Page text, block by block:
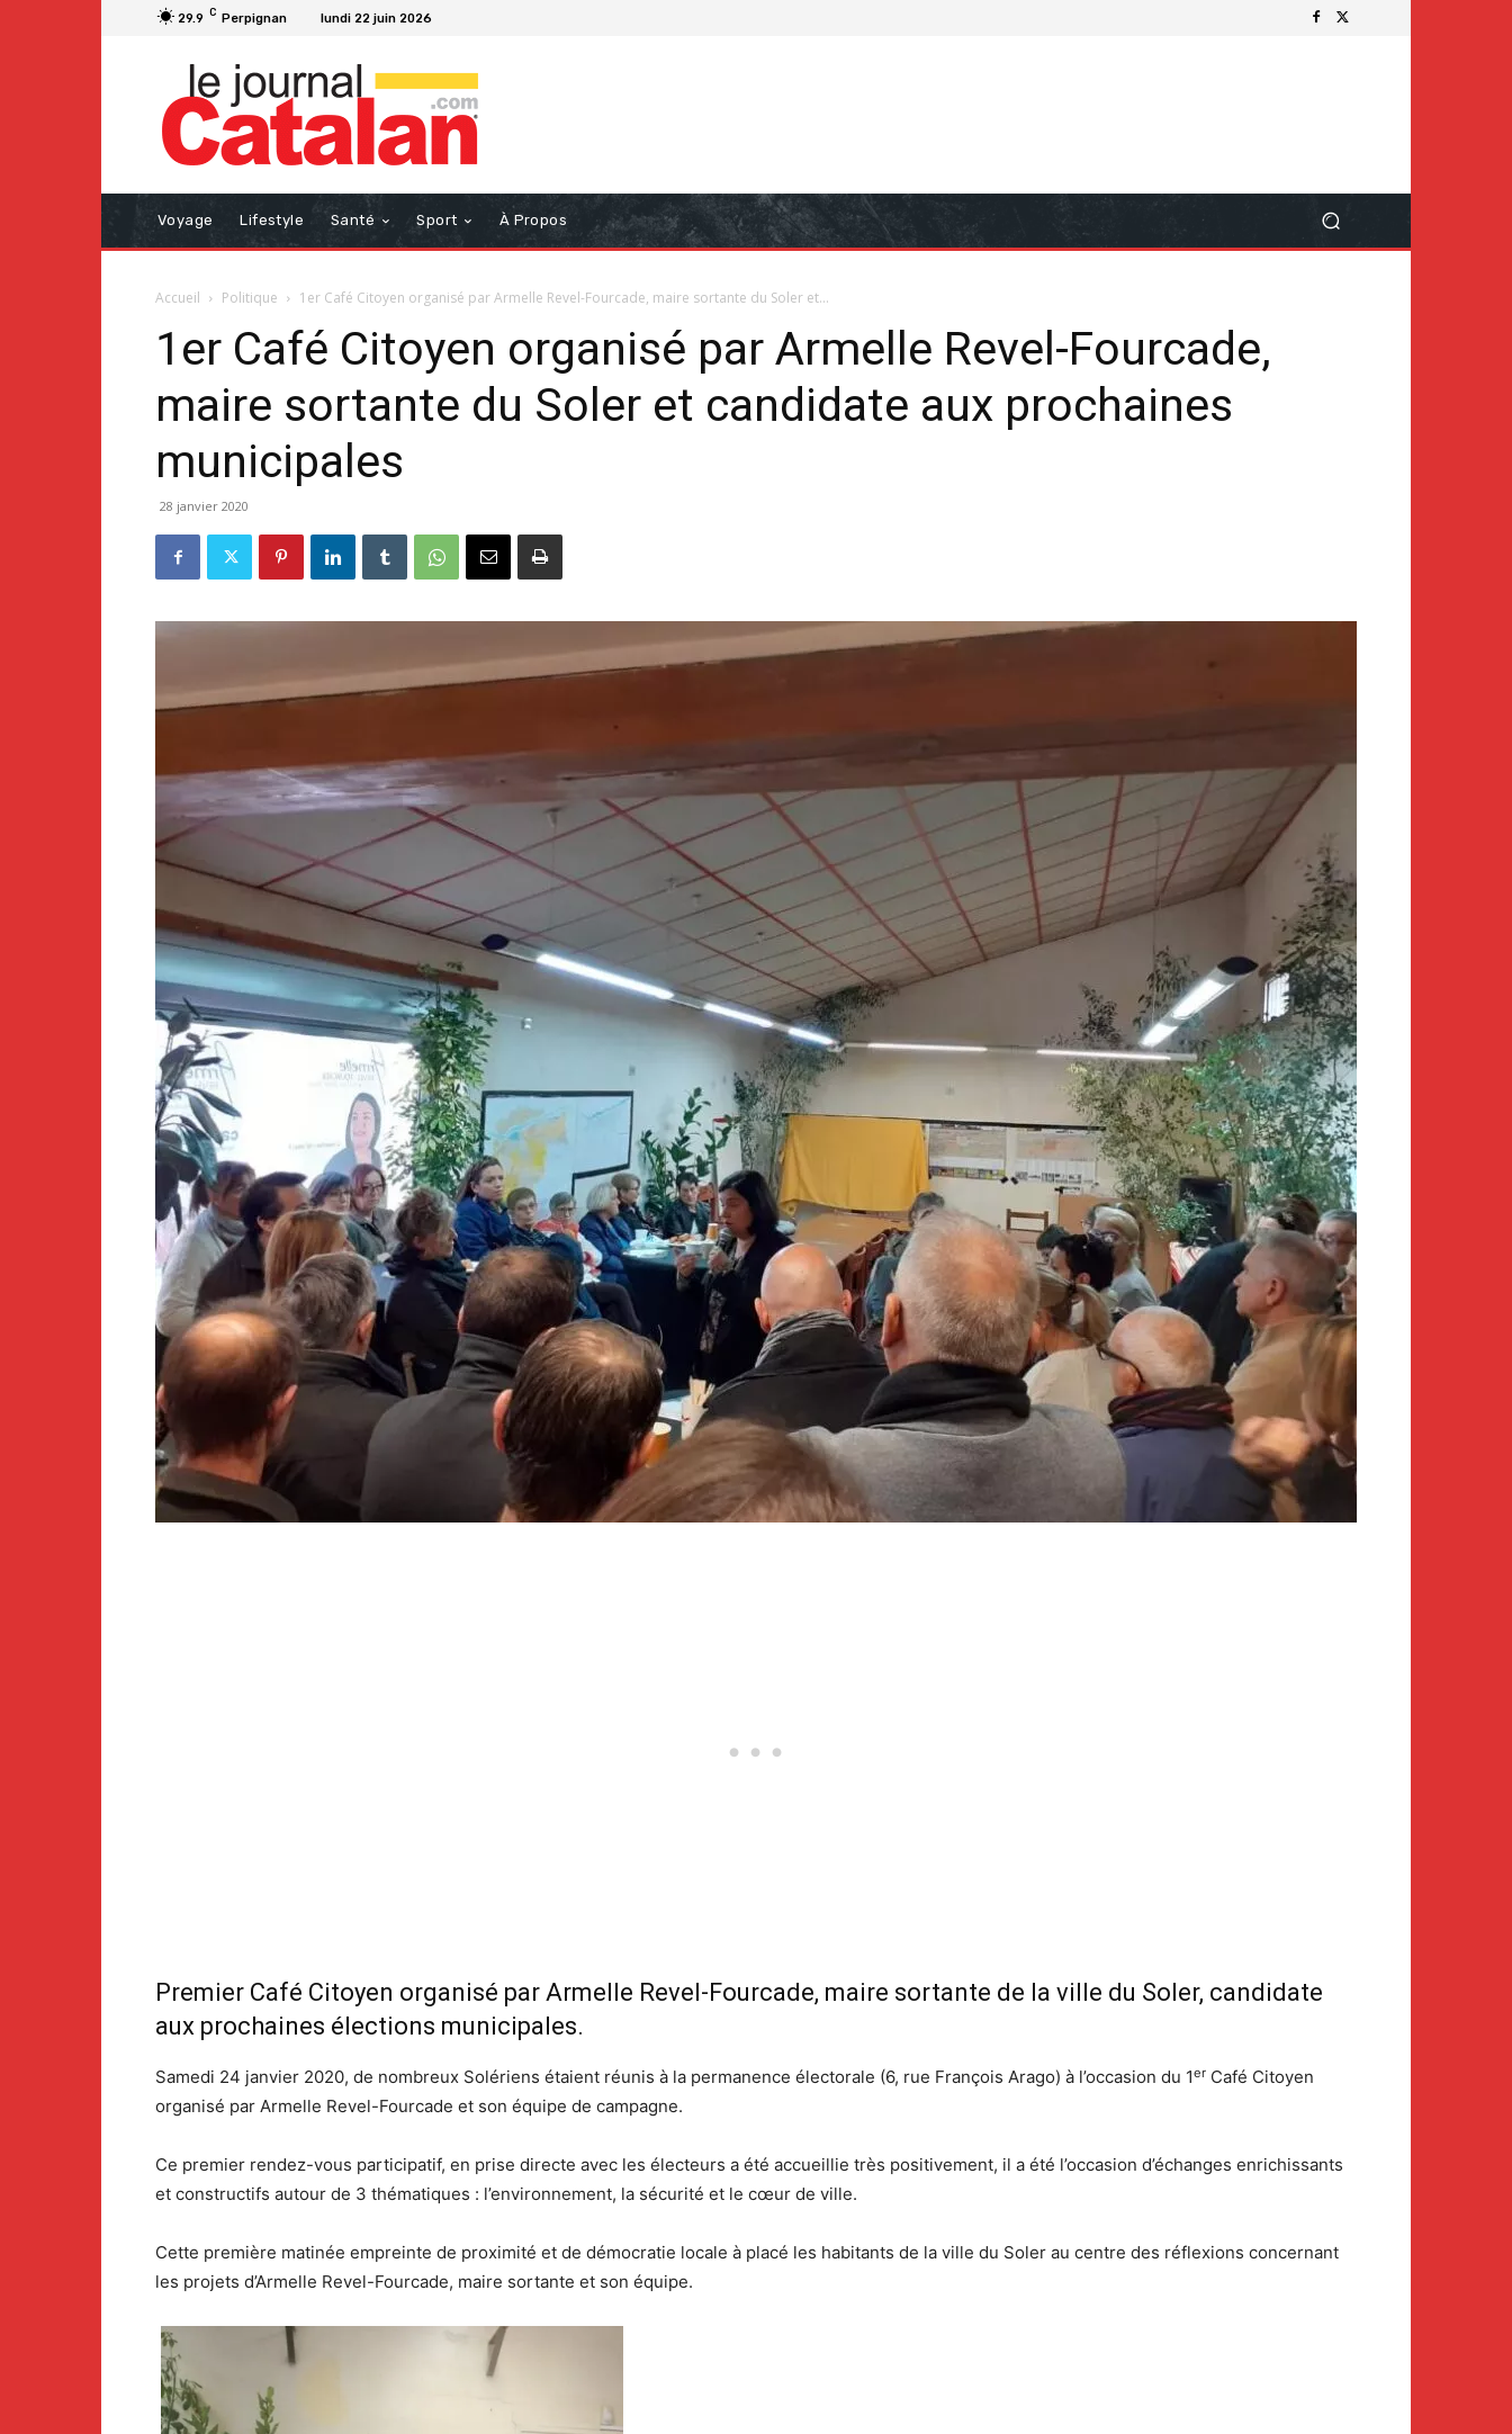
29.9 C Perpignan lundi 22 juin 2026
Voyage Lifestyle Santé Sport À Propos
Accueil Politique 1er Café Citoyen organisé par Armelle Revel-Fourcade, maire sortante du Soler et...
1er Café Citoyen organisé par Armelle Revel-Fourcade,
maire sortante du Soler et candidate aux prochaines
municipales
28 janvier 2020
Premier Café Citoyen organisé par Armelle Revel-Fourcade, maire sortante de la ville du Soler, candidate
aux prochaines élections municipales.
Samedi 24 janvier 2020, de nombreux Solériens étaient réunis à la permanence électorale (6, rue François Arago) à l’occasion du 1er Café Citoyen
organisé par Armelle Revel-Fourcade et son équipe de campagne.
Ce premier rendez-vous participatif, en prise directe avec les électeurs a été accueillie très positivement, il a été l’occasion d’échanges enrichissants
et constructifs autour de 3 thématiques : l’environnement, la sécurité et le cœur de ville.
Cette première matinée empreinte de proximité et de démocratie locale à placé les habitants de la ville du Soler au centre des réflexions concernant
les projets d’Armelle Revel-Fourcade, maire sortante et son équipe.